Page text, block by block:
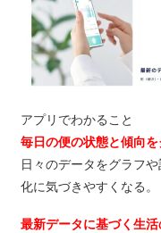
アプリでわかること
毎日の便の状態と傾向
日々のデータをグラフ
化に気づきやすくなる。
最新データに基づく生